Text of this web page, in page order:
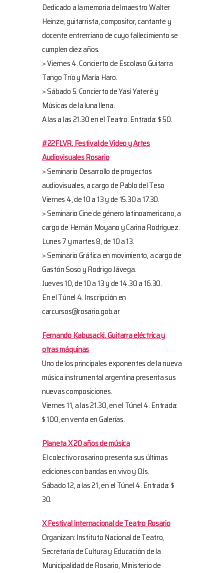
Dedicado a la memoria del maestro Walter
Heinze, guitarrista, compositor, cantante y
docente entrerriano de cuyo fallecimiento se
cumplen diez años.
> Viernes 4. Concierto de Escolaso Guitarra
Tango Trío y María Haro.
> Sábado 5. Concierto de Yasí Yateré y
Músicas de la luna llena.
A las a las 21.30 en el Teatro. Entrada: $ 50.
#22FLVR. Festival de Video y Artes
Audiovisuales Rosario
> Seminario Desarrollo de proyectos
audiovisuales, a cargo de Pablo del Teso
Viernes 4, de 10 a 13 y de 15.30 a 17.30.
> Seminario Cine de género latinoamericano, a
cargo de Hernán Moyano y Carina Rodríguez.
Lunes 7 y martes 8, de 10 a 13.
> Seminario Gráfica en movimiento, a cargo de
Gastón Soso y Rodrigo Jávega.
Jueves 10, de 10 a 13 y de 14.30 a 16.30.
En el Túnel 4. Inscripción en
carcursos@rosario.gob.ar
Fernando Kabusacki. Guitarra eléctrica y
otras máquinas
Uno de los principales exponentes de la nueva
música instrumental argentina presenta sus
nuevas composiciones.
Viernes 11, a las 21.30, en el Túnel 4. Entrada:
$ 100, en venta en Galerías.
Planeta X 20 años de música
El colectivo rosarino presenta sus últimas
ediciones con bandas en vivo y DJs.
Sábado 12, a las 21, en el Túnel 4. Entrada: $
30.
X Festival Internacional de Teatro Rosario
Organizan: Instituto Nacional de Teatro,
Secretaría de Cultura y Educación de la
Municipalidad de Rosario, Ministerio de